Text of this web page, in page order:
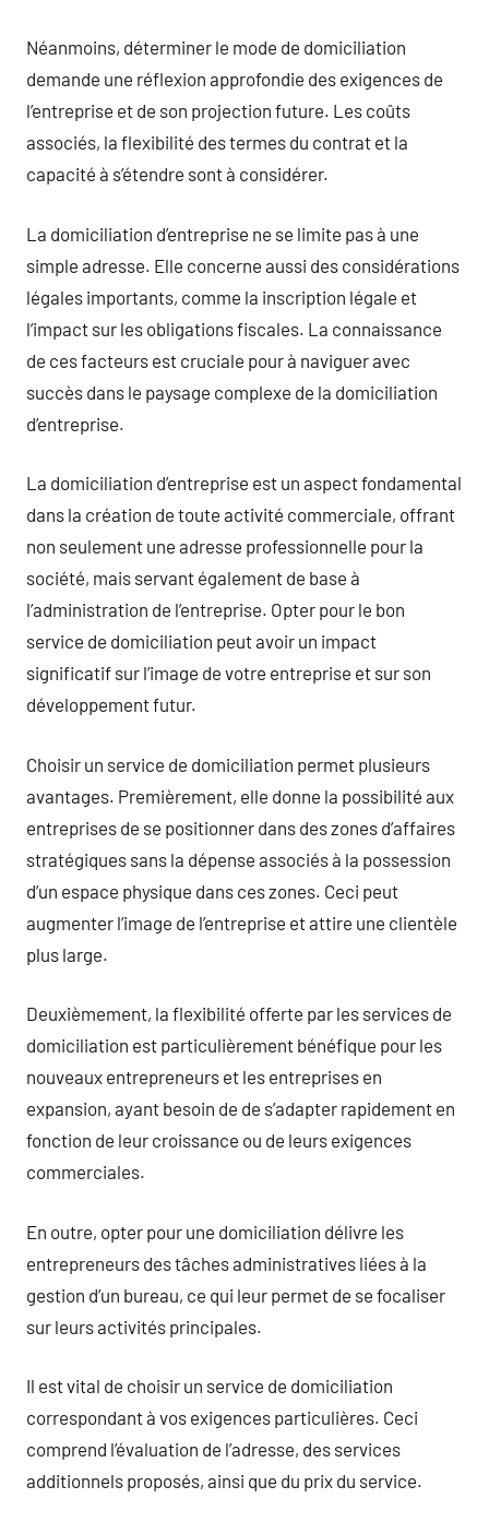
Néanmoins, déterminer le mode de domiciliation
demande une réflexion approfondie des exigences de
l’entreprise et de son projection future. Les coûts
associés, la flexibilité des termes du contrat et la
capacité à s’étendre sont à considérer.
La domiciliation d’entreprise ne se limite pas à une
simple adresse. Elle concerne aussi des considérations
légales importants, comme la inscription légale et
l’impact sur les obligations fiscales. La connaissance
de ces facteurs est cruciale pour à naviguer avec
succès dans le paysage complexe de la domiciliation
d’entreprise.
La domiciliation d’entreprise est un aspect fondamental
dans la création de toute activité commerciale, offrant
non seulement une adresse professionnelle pour la
société, mais servant également de base à
l’administration de l’entreprise. Opter pour le bon
service de domiciliation peut avoir un impact
significatif sur l’image de votre entreprise et sur son
développement futur.
Choisir un service de domiciliation permet plusieurs
avantages. Premièrement, elle donne la possibilité aux
entreprises de se positionner dans des zones d’affaires
stratégiques sans la dépense associés à la possession
d’un espace physique dans ces zones. Ceci peut
augmenter l’image de l’entreprise et attire une clientèle
plus large.
Deuxièmement, la flexibilité offerte par les services de
domiciliation est particulièrement bénéfique pour les
nouveaux entrepreneurs et les entreprises en
expansion, ayant besoin de de s’adapter rapidement en
fonction de leur croissance ou de leurs exigences
commerciales.
En outre, opter pour une domiciliation délivre les
entrepreneurs des tâches administratives liées à la
gestion d’un bureau, ce qui leur permet de se focaliser
sur leurs activités principales.
Il est vital de choisir un service de domiciliation
correspondant à vos exigences particulières. Ceci
comprend l’évaluation de l’adresse, des services
additionnels proposés, ainsi que du prix du service.